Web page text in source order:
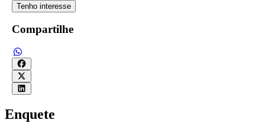
Tenho interesse
Compartilhe
Enquete